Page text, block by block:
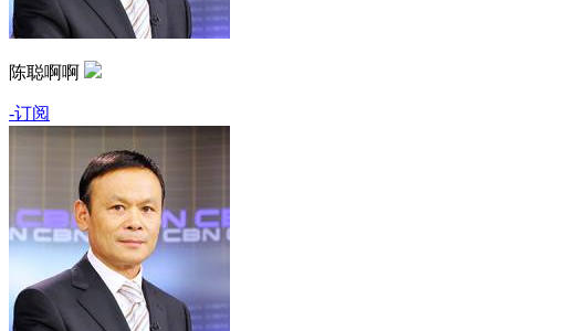
陈聪啊啊
-订阅